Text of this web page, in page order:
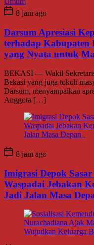
8 jam ago
Darsum Apresiasi
terhadap Kabupaten
yang Nyata untuk
BEKASI — Wakil
Bekasi yang juga tokoh
Darsum, menyampaikan
Anggota […]
8 jam ago
Imigrasi Depok
Waspadai Jebakan
Jadi Jalan Masa